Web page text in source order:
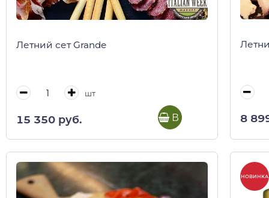
Летний сет Grande
шт
15 350 руб. В корзину 8
НОВИНКА